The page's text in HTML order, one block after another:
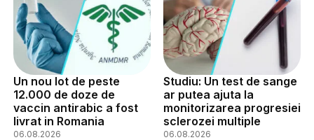
Un nou lot de peste
12.000 de doze de
vaccin antirabic a fost
livrat in Romania
06.08.2026
Studiu: Un test de sange
ar putea ajuta la
monitorizarea progresiei
sclerozei multiple
06.08.2026